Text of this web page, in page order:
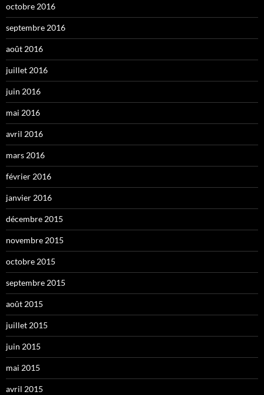
octobre 2016
septembre 2016
août 2016
juillet 2016
juin 2016
mai 2016
avril 2016
mars 2016
février 2016
janvier 2016
décembre 2015
novembre 2015
octobre 2015
septembre 2015
août 2015
juillet 2015
juin 2015
mai 2015
avril 2015